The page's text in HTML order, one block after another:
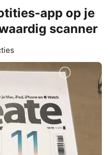
app op je
scanner